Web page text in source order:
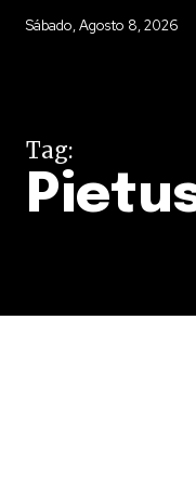
Sábado, Agosto 8, 2026
Tag: